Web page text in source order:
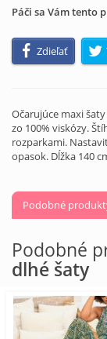
Páči sa Vám tento
Zdieľať
Očarujúce maxi
zo 100% viskózy.
rozparkami.
opasok. Dĺžka 140
Podobné
Podobné
dlhé šaty